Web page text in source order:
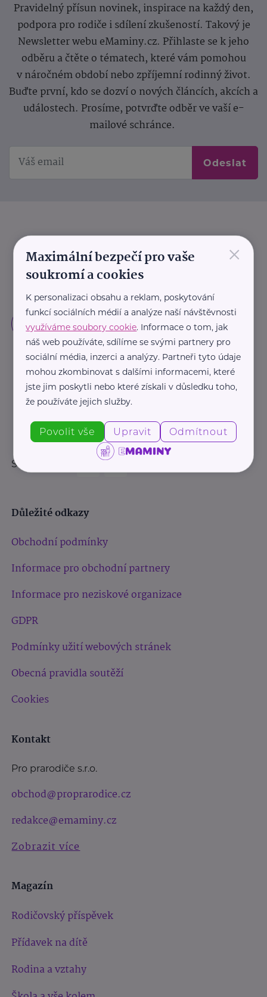
Pravidelný přísun novinek, inspirace na každý den,
podpora pro rodiče i sdílení zkušeností. Takový je
Newsletter webu eMaminy.cz. Přihlaste se k jeho
odběru a čtěte o tématech, které vám pomohou
v náročném období nebo zpříjemní rodinný život.
Buďte první, kdo se dozví o nových článcích, akcích a
událostech. Prosíme, potvrďte odběr ve vaší e-
mailové schránce.
Odeslat
Sledujte nás:
Důležité odkazy
Obchodní podmínky
Informace pro obchodní partnery
Informace pro neziskové organizace
GDPR
Podmínky užití webových stránek
Obecná pravidla soutěží
Cookies
Kontakt
Pro prarodiče s.r.o.
obchod@proprarodice.cz
redakce@emaminy.cz
Zobrazit více
Magazín
Rodičovský příspěvek
Přídavek na dítě
Rodina a vztahy
×
Maximální bezpečí pro vaše
soukromí a cookies
K personalizaci obsahu a reklam, poskytování
funkcí sociálních médií a analýze naší návštěvnosti
využíváme soubory cookie. Informace o tom, jak
náš web používáte, sdílíme se svými partnery pro
sociální média, inzerci a analýzy. Partneři tyto údaje
mohou zkombinovat s dalšími informacemi, které
jste jim poskytli nebo které získali v důsledku toho,
že používáte jejich služby.
Povolit vše Upravit Odmítnout